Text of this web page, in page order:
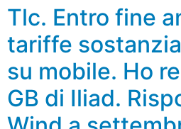
Tlc. Entro fine
tariffe
su mobile. Ho
GB di Iliad.